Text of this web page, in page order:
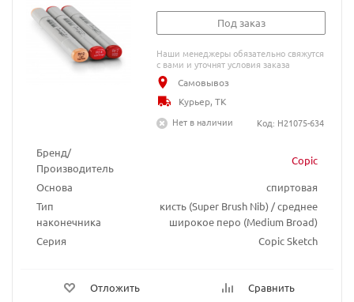
Бренд/
Производитель
Copic
Основа
спиртовая
Тип
наконечника
кисть (Super Brush Nib) / среднее
широкое перо (Medium Broad)
Серия
Copic Sketch
Отложить Сравнить
Под заказ
Наши менеджеры обязательно свяжутся
с вами и уточнят условия заказа
Самовывоз
Курьер, ТК
Нет в наличии
Код: H21075-634